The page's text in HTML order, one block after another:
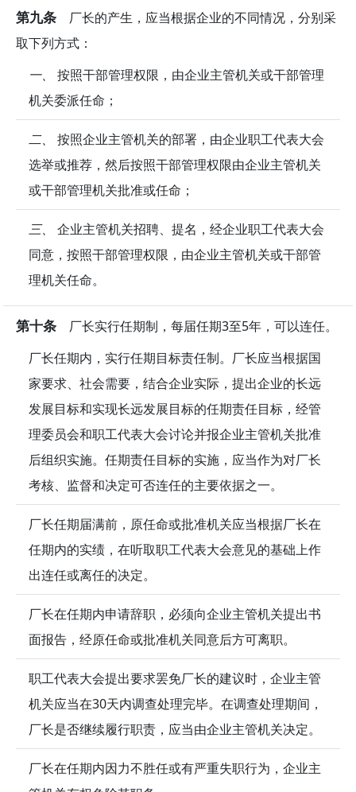
第九条 厂长的产生，应当根据企业的不同情况，分别采
取下列方式：
一、
按照干部管理权限，由企业主管机关或干部管理
机关委派任命；
二、
按照企业主管机关的部署，由企业职工代表大会
选举或推荐，然后按照干部管理权限由企业主管机关
或干部管理机关批准或任命；
三、
企业主管机关招聘、提名，经企业职工代表大会
同意，按照干部管理权限，由企业主管机关或干部管
理机关任命。
第十条 厂长实行任期制，每届任期3至5年，可以连任。
厂长任期内，实行任期目标责任制。厂长应当根据国
家要求、社会需要，结合企业实际，提出企业的长远
发展目标和实现长远发展目标的任期责任目标，经管
理委员会和职工代表大会讨论并报企业主管机关批准
后组织实施。任期责任目标的实施，应当作为对厂长
考核、监督和决定可否连任的主要依据之一。
厂长任期届满前，原任命或批准机关应当根据厂长在
任期内的实绩，在听取职工代表大会意见的基础上作
出连任或离任的决定。
厂长在任期内申请辞职，必须向企业主管机关提出书
面报告，经原任命或批准机关同意后方可离职。
职工代表大会提出要求罢免厂长的建议时，企业主管
机关应当在30天内调查处理完毕。在调查处理期间，
厂长是否继续履行职责，应当由企业主管机关决定。
厂长在任期内因力不胜任或有严重失职行为，企业主